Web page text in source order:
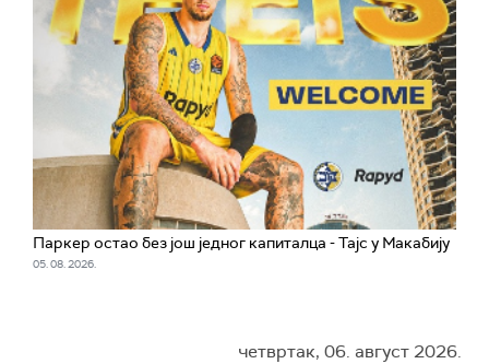
Паркер остао без још једног капиталца - Тајс у Макабију
05. 08. 2026.
четвртак, 06. август 2026.